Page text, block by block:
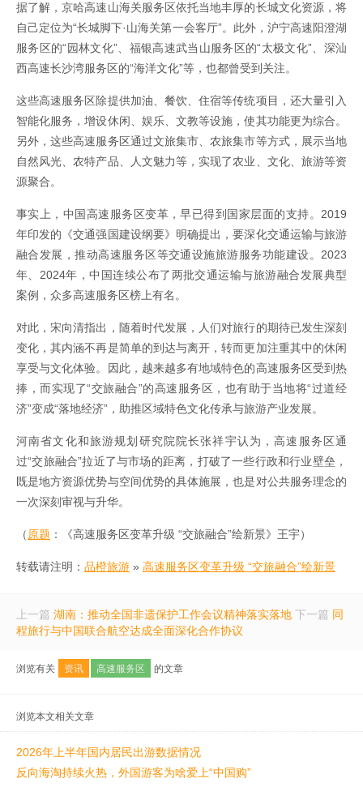
据了解，京哈高速山海关服务区依托当地丰厚的长城文化资源，将
自己定位为“长城脚下·山海关第一会客厅”。此外，沪宁高速阳澄湖
服务区的“园林文化”、福银高速武当山服务区的“太极文化”、深汕
西高速长沙湾服务区的“海洋文化”等，也都曾受到关注。
这些高速服务区除提供加油、餐饮、住宿等传统项目，还大量引入
智能化服务，增设休闲、娱乐、文教等设施，使其功能更为综合。
另外，这些高速服务区通过文旅集市、农旅集市等方式，展示当地
自然风光、农特产品、人文魅力等，实现了农业、文化、旅游等资
源聚合。
事实上，中国高速服务区变革，早已得到国家层面的支持。2019
年印发的《交通强国建设纲要》明确提出，要深化交通运输与旅游
融合发展，推动高速服务区等交通设施旅游服务功能建设。2023
年、2024年，中国连续公布了两批交通运输与旅游融合发展典型
案例，众多高速服务区榜上有名。
对此，宋向清指出，随着时代发展，人们对旅行的期待已发生深刻
变化，其内涵不再是简单的到达与离开，转而更加注重其中的休闲
享受与文化体验。因此，越来越多有地域特色的高速服务区受到热
捧，而实现了“交旅融合”的高速服务区，也有助于当地将“过道经
济”变成“落地经济”，助推区域特色文化传承与旅游产业发展。
河南省文化和旅游规划研究院院长张祥宇认为，高速服务区通
过“交旅融合”拉近了与市场的距离，打破了一些行政和行业壁垒，
既是地方资源优势与空间优势的具体施展，也是对公共服务理念的
一次深刻审视与升华。
（原题 ：《高速服务区变革升级 “交旅融合”绘新景》王宇）
转载请注明： 品橙旅游 » 高速服务区变革升级 “交旅融合”绘新景
上一篇 湖南：推动全国非遗保护工作会议精神落实落地 下一篇 同
程旅行与中国联合航空达成全面深化合作协议
浏览有关 资讯 高速服务区 的文章
浏览本文相关文章
2026年上半年国内居民出游数据情况
反向海淘持续火热，外国游客为啥爱上“中国购”